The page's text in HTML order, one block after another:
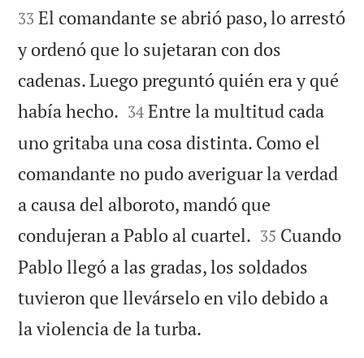
33 El comandante se abrió paso, lo arrestó
y ordenó que lo sujetaran con dos
cadenas. Luego preguntó quién era y qué
había hecho. 

34 Entre la multitud cada
uno gritaba una cosa distinta. Como el
comandante no pudo averiguar la verdad
a causa del alboroto, mandó que
condujeran a Pablo al cuartel. 

35 Cuando
Pablo llegó a las gradas, los soldados
tuvieron que llevárselo en vilo debido a
la violencia de la turba.